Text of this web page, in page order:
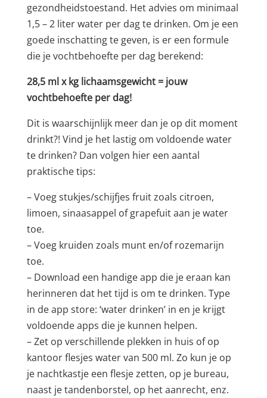
gezondheidstoestand. Het advies om minimaal
1,5 – 2 liter water per dag te drinken. Om je een
goede inschatting te geven, is er een formule
die je vochtbehoefte per dag berekend:
28,5 ml x kg lichaamsgewicht = jouw
vochtbehoefte per dag!
Dit is waarschijnlijk meer dan je op dit moment
drinkt?! Vind je het lastig om voldoende water
te drinken? Dan volgen hier een aantal
praktische tips:
– Voeg stukjes/schijfjes fruit zoals citroen,
limoen, sinaasappel of grapefuit aan je water
toe.
– Voeg kruiden zoals munt en/of rozemarijn
toe.
– Download een handige app die je eraan kan
herinneren dat het tijd is om te drinken. Type
in de app store: ‘water drinken’ in en je krijgt
voldoende apps die je kunnen helpen.
– Zet op verschillende plekken in huis of op
kantoor flesjes water van 500 ml. Zo kun je op
je nachtkastje een flesje zetten, op je bureau,
naast je tandenborstel, op het aanrecht, enz.